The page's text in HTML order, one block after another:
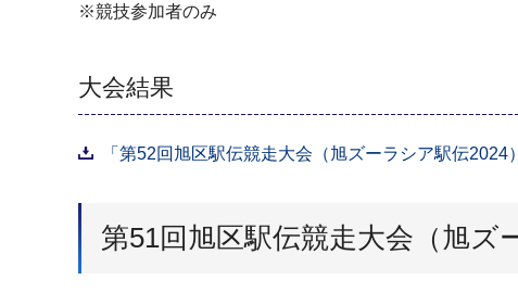
※競技参加者のみ
大会結果
「第52回旭区駅伝競走大会（旭ズーラシア駅伝2024
第51回旭区駅伝競走大会（旭ズ